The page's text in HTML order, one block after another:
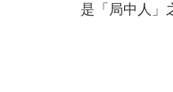
是「局中人」